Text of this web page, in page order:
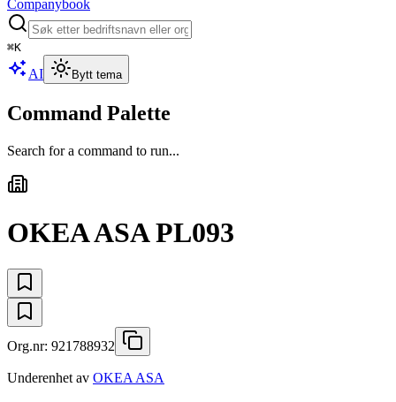
Companybook
⌘K
AI Bytt tema
Command Palette
Search for a command to run...
OKEA ASA PL093
Org.nr: 921788932
Underenhet av OKEA ASA